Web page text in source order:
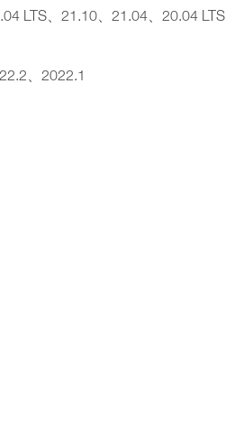
LTS、21.10、21.04、20.04 LTS
、2022.1